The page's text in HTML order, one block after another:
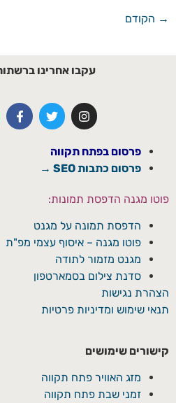
→ הקודם
עקבו אחרינו
פרסום בפתח תקווה
פרסום כתבות SEO →
פוטו מגנה הדפסת תמונות:
הדפסת תמונה על מגנט
פוטו מגנה – איסוף עצמי מפ"ת
מגנט מזמור לתודה
סדנת צילום בסמארטפון
הצהרת נגישות
תנאי שימוש ומדיניות פרטיות
קישורים שימושים
מזג האוויר פתח תקווה
זמני שבת פתח תקווה